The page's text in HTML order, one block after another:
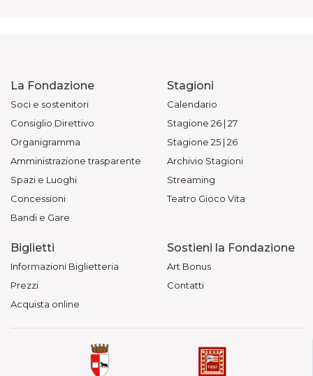
La Fondazione
Soci e sostenitori
Consiglio Direttivo
Organigramma
Amministrazione trasparente
Spazi e Luoghi
Concessioni
Bandi e Gare
Stagioni
Calendario
Stagione 26 | 27
Stagione 25 | 26
Archivio Stagioni
Streaming
Teatro Gioco Vita
Biglietti
Informazioni Biglietteria
Prezzi
Acquista online
Sostieni la Fondazione
Art Bonus
Contatti